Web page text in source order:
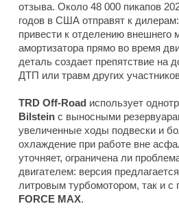
отзыва. Около 48 000 пикапов
годов в США отправят к
привести к отделению внешнего
амортизатора прямо во время
деталь создает препятствие на
ДТП или травм других
TRD Off-Road использует
Bilstein с выносными
увеличенные ходы подвески и
охлаждение при работе вне
уточняет, ограничена ли
двигателем: версия
литровым турбомотором, так и с
FORCE MAX.